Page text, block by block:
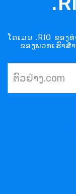
ໂດເມນ .RIO ຂອງ
ຂອງພວກເຮົາສ